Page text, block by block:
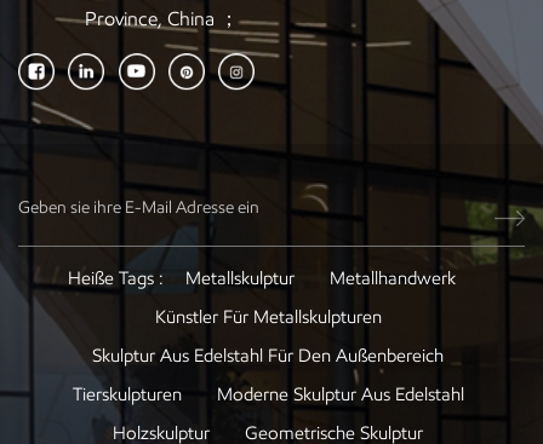
Province, China ；
Heiße Tags : Metallskulptur
Metallhandwerk
Künstler Für Metallskulpturen
Skulptur Aus Edelstahl Für Den Außenbereich
Tierskulpturen
Moderne Skulptur Aus Edelstahl
Holzskulptur
Geometrische Skulptur